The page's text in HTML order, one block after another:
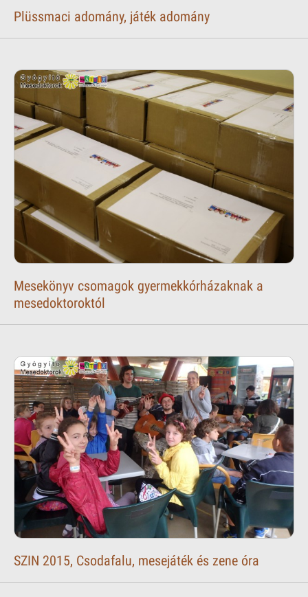
Plüssmaci adomány, játék adomány
Mesekönyv csomagok gyermekkórházaknak a
mesedoktoroktól
SZIN 2015, Csodafalu, mesejáték és zene óra